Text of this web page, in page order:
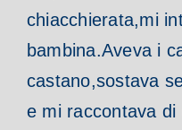
chiacchierata,mi
bambina.Aveva i
castano,sostava
e mi raccontava